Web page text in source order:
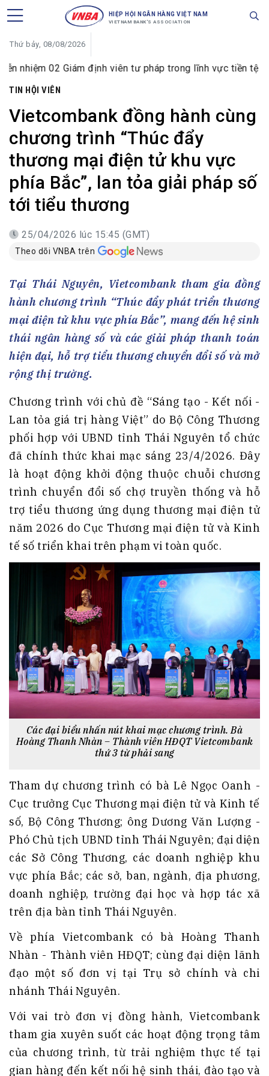
HIỆP HỘI NGÂN HÀNG VIỆT NAM
VIETNAM BANK'S ASSOCIATION
Thứ bảy, 08/08/2026
định viên tư pháp trong lĩnh vực tiền tệ và ngân hàng
TIN HỘI VIÊN
Vietcombank đồng hành cùng
chương trình “Thúc đẩy
thương mại điện tử khu vực
phía Bắc”, lan tỏa giải pháp số
tới tiểu thương
25/04/2026 lúc 15:45 (GMT)
Theo dõi VNBA trên
Tại Thái Nguyên, Vietcombank tham gia đồng
hành chương trình “Thúc đẩy phát triển thương
mại điện tử khu vực phía Bắc”, mang đến hệ sinh
thái ngân hàng số và các giải pháp thanh toán
hiện đại, hỗ trợ tiểu thương chuyển đổi số và mở
rộng thị trường.
Chương trình với chủ đề “Sáng tạo - Kết nối -
Lan tỏa giá trị hàng Việt” do Bộ Công Thương
phối hợp với UBND tỉnh Thái Nguyên tổ chức
đã chính thức khai mạc sáng 23/4/2026. Đây
là hoạt động khởi động thuộc chuỗi chương
trình chuyển đổi số chợ truyền thống và hỗ
trợ tiểu thương ứng dụng thương mại điện tử
năm 2026 do Cục Thương mại điện tử và Kinh
tế số triển khai trên phạm vi toàn quốc.
Các đại biểu nhấn nút khai mạc chương trình. Bà
Hoàng Thanh Nhàn – Thành viên HĐQT Vietcombank
thứ 3 từ phải sang
Tham dự chương trình có bà Lê Ngọc Oanh -
Cục trưởng Cục Thương mại điện tử và Kinh tế
số, Bộ Công Thương; ông Dương Văn Lượng -
Phó Chủ tịch UBND tỉnh Thái Nguyên; đại diện
các Sở Công Thương, các doanh nghiệp khu
vực phía Bắc; các sở, ban, ngành, địa phương,
doanh nghiệp, trường đại học và hợp tác xã
trên địa bàn tỉnh Thái Nguyên.
Về phía Vietcombank có bà Hoàng Thanh
Nhàn - Thành viên HĐQT; cùng đại diện lãnh
đạo một số đơn vị tại Trụ sở chính và chi
nhánh Thái Nguyên.
Với vai trò đơn vị đồng hành, Vietcombank
tham gia xuyên suốt các hoạt động trọng tâm
của chương trình, từ trải nghiệm thực tế tại
gian hàng đến kết nối hệ sinh thái, đào tạo và